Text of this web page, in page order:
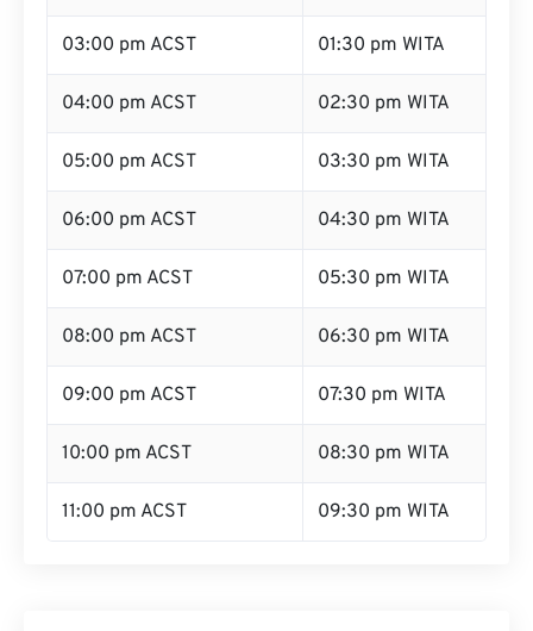
03:00 pm ACST 01:30 pm WITA
04:00 pm ACST 02:30 pm WITA
05:00 pm ACST 03:30 pm WITA
06:00 pm ACST 04:30 pm WITA
07:00 pm ACST 05:30 pm WITA
08:00 pm ACST 06:30 pm WITA
09:00 pm ACST 07:30 pm WITA
10:00 pm ACST 08:30 pm WITA
11:00 pm ACST 09:30 pm WITA